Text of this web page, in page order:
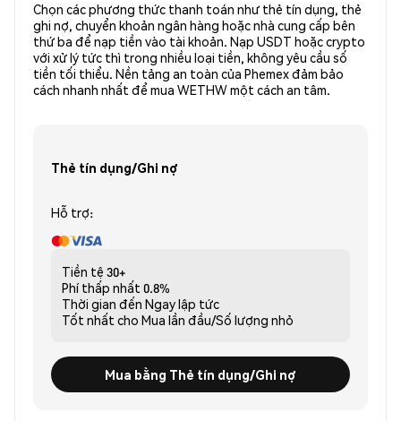
Chọn các phương thức thanh toán như thẻ tín dụng, thẻ
ghi nợ, chuyển khoản ngân hàng hoặc nhà cung cấp bên
thứ ba để nạp tiền vào tài khoản. Nạp USDT hoặc crypto
với xử lý tức thì trong nhiều loại tiền, không yêu cầu số
tiền tối thiểu. Nền tảng an toàn của Phemex đảm bảo
cách nhanh nhất để mua WETHW một cách an tâm.
Thẻ tín dụng/Ghi nợ
Hỗ trợ:
Tiền tệ 30+
Phí thấp nhất 0.8%
Thời gian đến Ngay lập tức
Tốt nhất cho Mua lần đầu/Số lượng nhỏ
Mua bằng Thẻ tín dụng/Ghi nợ